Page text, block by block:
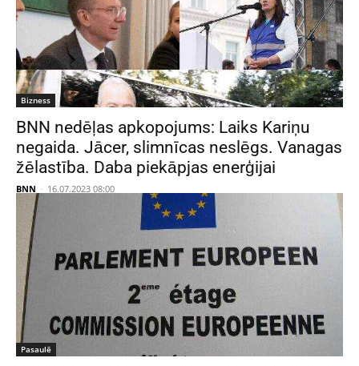
Bizness
BNN nedēļas apkopojums: Laiks Kariņu
negaida. Jācer, slimnīcas neslēgs. Vanagas
žēlastība. Daba piekāpjas enerģijai
BNN - 16.07.2023 08:00
Pasaulē